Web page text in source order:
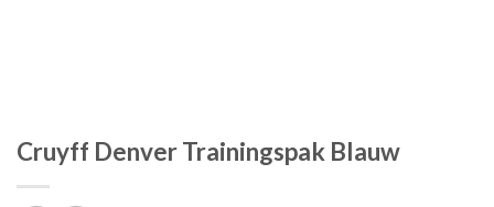
Cruyff Denver Trainingspak Blauw